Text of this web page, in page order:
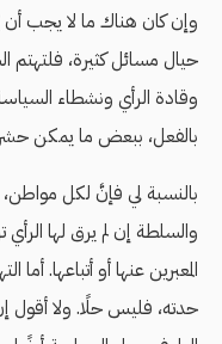
وإن كان هناك ما لا يجب
حيال مسائل كثيرة، فلتهتم
وقادة الرأي ونشطاء
بالفعل، ببعض ما يمكن
بالنسبة لي فإنَّ لكل مواطن،
والسلطة إن لم يرق لها الرأي
المعبرين عنها أو أتباعها.
حدته، فليس حلًا. ولا أقول